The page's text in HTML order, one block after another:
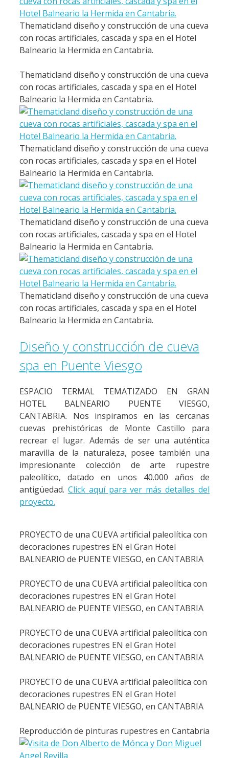
Thematicland diseño y construcción de una cueva
con rocas artificiales, cascada y spa en el Hotel
Balneario la Hermida en Cantabria.
Thematicland diseño y construcción de una cueva
con rocas artificiales, cascada y spa en el Hotel
Balneario la Hermida en Cantabria.
Thematicland diseño y construcción de una cueva
con rocas artificiales, cascada y spa en el Hotel
Balneario la Hermida en Cantabria.
Thematicland diseño y construcción de una cueva
con rocas artificiales, cascada y spa en el Hotel
Balneario la Hermida en Cantabria.
Thematicland diseño y construcción de una cueva
con rocas artificiales, cascada y spa en el Hotel
Balneario la Hermida en Cantabria.
Diseño y construcción de cueva
spa en Puente Viesgo
ESPACIO TERMAL TEMATIZADO EN GRAN
HOTEL BALNEARIO PUENTE VIESGO,
CANTABRIA. Nos inspiramos en las cercanas
cuevas prehistóricas de Monte Castillo para
recrear el lugar. Además de ser una auténtica
maravilla de la naturaleza, posee también una
impresionante colección de arte rupestre
paleolítico, datado en unos 40.000 años de
antigüedad. Click aquí para ver más detalles del
proyecto.
PROYECTO de una CUEVA artificial paleolítica con
decoraciones rupestres EN el Gran Hotel
BALNEARIO de PUENTE VIESGO, en CANTABRIA
PROYECTO de una CUEVA artificial paleolítica con
decoraciones rupestres EN el Gran Hotel
BALNEARIO de PUENTE VIESGO, en CANTABRIA
PROYECTO de una CUEVA artificial paleolítica con
decoraciones rupestres EN el Gran Hotel
BALNEARIO de PUENTE VIESGO, en CANTABRIA
PROYECTO de una CUEVA artificial paleolítica con
decoraciones rupestres EN el Gran Hotel
BALNEARIO de PUENTE VIESGO, en CANTABRIA
Reproducción de pinturas rupestres en Cantabria